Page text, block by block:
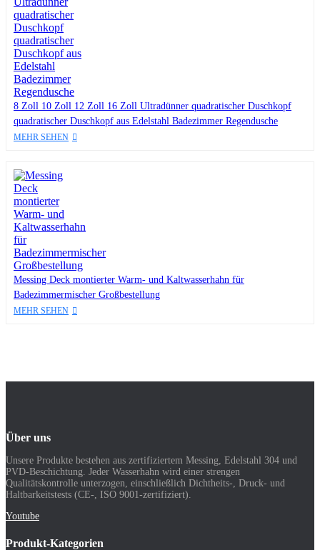
8 Zoll 10 Zoll 12 Zoll 16 Zoll Ultradünner quadratischer Duschkopf
quadratischer Duschkopf aus Edelstahl Badezimmer Regendusche
MEHR SEHEN
Messing Deck montierter Warm- und Kaltwasserhahn für
Badezimmermischer Großbestellung
MEHR SEHEN
Über uns
Unsere Produkte bestehen aus zertifiziertem Messing, Edelstahl 304 und
PVD-Beschichtung. Jeder Wasserhahn wird einer strengen
Qualitätskontrolle unterzogen, einschließlich Dichtheits-, Druck- und
Haltbarkeitstests (CE-, ISO 9001-zertifiziert).
Youtube
Produkt-Kategorien